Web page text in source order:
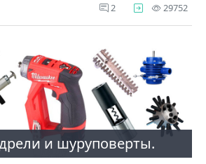
2 29752
и шуруповерты.